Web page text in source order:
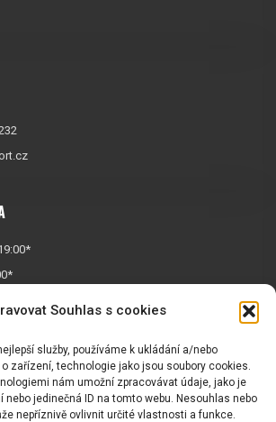
Souhlas s cookies
služby, používáme k ukládání a/nebo
zařízení, technologie jako jsou soubory cookies.
nám umožní zpracovávat údaje, jako je
nebo jedinečná ID na tomto webu. Nesouhlas nebo
nepříznivě ovlivnit určité vlastnosti a funkce.
prosinec
PO/ST/PÁ